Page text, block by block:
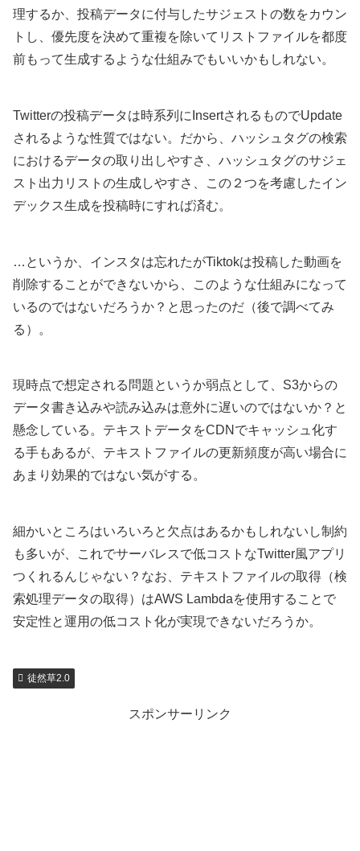
理するか、投稿データに付与したサジェストの数をカウン
トし、優先度を決めて重複を除いてリストファイルを都度
前もって生成するような仕組みでもいいかもしれない。
Twitterの投稿データは時系列にInsertされるものでUpdate
されるような性質ではない。だから、ハッシュタグの検索
におけるデータの取り出しやすさ、ハッシュタグのサジェ
スト出力リストの生成しやすさ、この２つを考慮したイン
デックス生成を投稿時にすれば済む。
…というか、インスタは忘れたがTiktokは投稿した動画を
削除することができないから、このような仕組みになって
いるのではないだろうか？と思ったのだ（後で調べてみ
る）。
現時点で想定される問題というか弱点として、S3からの
データ書き込みや読み込みは意外に遅いのではないか？と
懸念している。テキストデータをCDNでキャッシュ化す
る手もあるが、テキストファイルの更新頻度が高い場合に
あまり効果的ではない気がする。
細かいところはいろいろと欠点はあるかもしれないし制約
も多いが、これでサーバレスで低コストなTwitter風アプリ
つくれるんじゃない？なお、テキストファイルの取得（検
索処理データの取得）はAWS Lambdaを使用することで
安定性と運用の低コスト化が実現できないだろうか。
徒然草2.0
スポンサーリンク